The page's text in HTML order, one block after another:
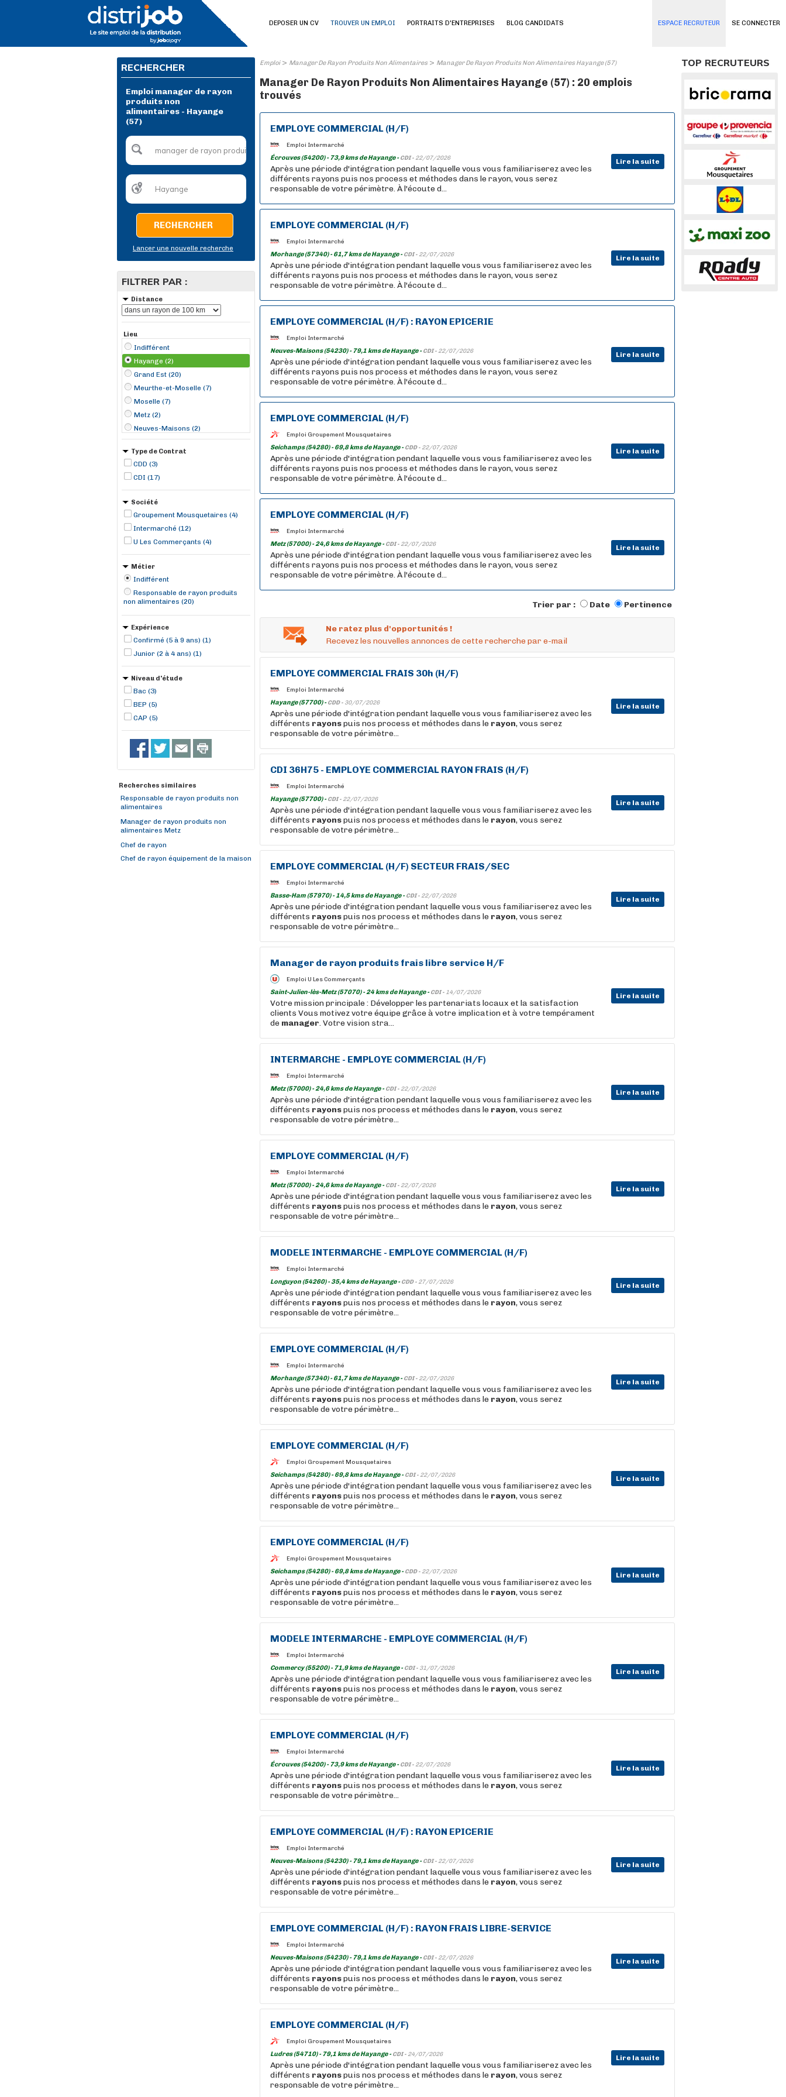
SE CONNECTER
DEPOSER UN CV TROUVER UN EMPLOI PORTRAITS D'ENTREPRISES BLOG CANDIDATS ESPACE RECRUTEUR
RECHERCHER
Emploi manager de rayon
produits non
alimentaires - Hayange
(57)
RECHERCHER
Lancer une nouvelle recherche
FILTRER PAR :
Distance
Lieu
Indifférent
Hayange (2)
Grand Est (20)
Meurthe-et-Moselle (7)
Moselle (7)
Metz (2)
Neuves-Maisons (2)
Seichamps (2)
Basse-Ham (1)
Commercy (1)
Drulingen (1)
Type de Contrat
CDD (3)
CDI (17)
Société
Groupement Mousquetaires (4)
Intermarché (12)
U Les Commerçants (4)
Métier
Indifférent
Responsable de rayon produits
non alimentaires (20)
Expérience
Confirmé (5 à 9 ans) (1)
Junior (2 à 4 ans) (1)
Niveau d'étude
Bac (3)
BEP (5)
CAP (5)
Recherches similaires
Responsable de rayon produits non
alimentaires
Manager de rayon produits non
alimentaires Metz
Chef de rayon
Chef de rayon équipement de la maison
Emploi> Manager De Rayon Produits Non Alimentaires> Manager De Rayon Produits Non Alimentaires Hayange (57)
Manager De Rayon Produits Non Alimentaires Hayange (57) : 20 emplois
trouvés
EMPLOYE COMMERCIAL (H/F)
Emploi Intermarché
Écrouves (54200) - 73,9 kms de Hayange -CDI - 22/07/2026 Lire la suite
Après une période d'intégration pendant laquelle vous vous familiariserez avec les
différents rayons puis nos process et méthodes dans le rayon, vous serez
responsable de votre périmètre. À l'écoute d...
EMPLOYE COMMERCIAL (H/F)
Emploi Intermarché
Morhange (57340) - 61,7 kms de Hayange -CDI - 22/07/2026 Lire la suite
Après une période d'intégration pendant laquelle vous vous familiariserez avec les
différents rayons puis nos process et méthodes dans le rayon, vous serez
responsable de votre périmètre. À l'écoute d...
EMPLOYE COMMERCIAL (H/F) : RAYON EPICERIE
Emploi Intermarché
Neuves-Maisons (54230) - 79,1 kms de Hayange -CDI - 22/07/2026 Lire la suite
Après une période d'intégration pendant laquelle vous vous familiariserez avec les
différents rayons puis nos process et méthodes dans le rayon, vous serez
responsable de votre périmètre. À l'écoute d...
EMPLOYE COMMERCIAL (H/F)
Emploi Groupement Mousquetaires
Seichamps (54280) - 69,8 kms de Hayange -CDD - 22/07/2026 Lire la suite
Après une période d'intégration pendant laquelle vous vous familiariserez avec les
différents rayons puis nos process et méthodes dans le rayon, vous serez
responsable de votre périmètre. À l'écoute d...
EMPLOYE COMMERCIAL (H/F)
Emploi Intermarché
Metz (57000) - 24,6 kms de Hayange -CDI - 22/07/2026 Lire la suite
Après une période d'intégration pendant laquelle vous vous familiariserez avec les
différents rayons puis nos process et méthodes dans le rayon, vous serez
responsable de votre périmètre. À l'écoute d...
Trier par : Date Pertinence
Ne ratez plus d'opportunités !
Recevez les nouvelles annonces de cette recherche par e-mail
EMPLOYE COMMERCIAL FRAIS 30h (H/F)
Emploi Intermarché
Hayange (57700) -CDD - 30/07/2026 Lire la suite
Après une période d'intégration pendant laquelle vous vous familiariserez avec les
différents rayonspuis nos process et méthodes dans le rayon, vous serez
responsable de votre périmètre...
CDI 36H75 - EMPLOYE COMMERCIAL RAYON FRAIS (H/F)
Emploi Intermarché
Hayange (57700) -CDI - 22/07/2026 Lire la suite
Après une période d'intégration pendant laquelle vous vous familiariserez avec les
différents rayonspuis nos process et méthodes dans le rayon, vous serez
responsable de votre périmètre...
EMPLOYE COMMERCIAL (H/F) SECTEUR FRAIS/SEC
Emploi Intermarché
Basse-Ham (57970) - 14,5 kms de Hayange -CDI - 22/07/2026 Lire la suite
Après une période d'intégration pendant laquelle vous vous familiariserez avec les
différents rayonspuis nos process et méthodes dans le rayon, vous serez
responsable de votre périmètre...
Manager de rayon produits frais libre service H/F
Emploi U Les Commerçants
Saint-Julien-lès-Metz (57070) - 24 kms de Hayange -CDI - 14/07/2026 Lire la suite
Votre mission principale : Développer les partenariats locaux et la satisfaction
clients Vous motivez votre équipe grâce à votre implication et à votre tempérament
de manager. Votre vision stra...
INTERMARCHE - EMPLOYE COMMERCIAL (H/F)
Emploi Intermarché
Metz (57000) - 24,6 kms de Hayange -CDI - 22/07/2026 Lire la suite
Après une période d'intégration pendant laquelle vous vous familiariserez avec les
différents rayonspuis nos process et méthodes dans le rayon, vous serez
responsable de votre périmètre...
EMPLOYE COMMERCIAL (H/F)
Emploi Intermarché
Metz (57000) - 24,6 kms de Hayange -CDI - 22/07/2026 Lire la suite
Après une période d'intégration pendant laquelle vous vous familiariserez avec les
différents rayonspuis nos process et méthodes dans le rayon, vous serez
responsable de votre périmètre...
MODELE INTERMARCHE - EMPLOYE COMMERCIAL (H/F)
Emploi Intermarché
Longuyon (54260) - 35,4 kms de Hayange -CDD - 27/07/2026 Lire la suite
Après une période d'intégration pendant laquelle vous vous familiariserez avec les
différents rayonspuis nos process et méthodes dans le rayon, vous serez
responsable de votre périmètre...
EMPLOYE COMMERCIAL (H/F)
Emploi Intermarché
Morhange (57340) - 61,7 kms de Hayange -CDI - 22/07/2026 Lire la suite
Après une période d'intégration pendant laquelle vous vous familiariserez avec les
différents rayonspuis nos process et méthodes dans le rayon, vous serez
responsable de votre périmètre...
EMPLOYE COMMERCIAL (H/F)
Emploi Groupement Mousquetaires
Seichamps (54280) - 69,8 kms de Hayange -CDI - 22/07/2026 Lire la suite
Après une période d'intégration pendant laquelle vous vous familiariserez avec les
différents rayonspuis nos process et méthodes dans le rayon, vous serez
responsable de votre périmètre...
EMPLOYE COMMERCIAL (H/F)
Emploi Groupement Mousquetaires
Seichamps (54280) - 69,8 kms de Hayange -CDD - 22/07/2026 Lire la suite
Après une période d'intégration pendant laquelle vous vous familiariserez avec les
différents rayonspuis nos process et méthodes dans le rayon, vous serez
responsable de votre périmètre...
MODELE INTERMARCHE - EMPLOYE COMMERCIAL (H/F)
Emploi Intermarché
Commercy (55200) - 71,9 kms de Hayange -CDI - 31/07/2026 Lire la suite
Après une période d'intégration pendant laquelle vous vous familiariserez avec les
différents rayonspuis nos process et méthodes dans le rayon, vous serez
responsable de votre périmètre...
EMPLOYE COMMERCIAL (H/F)
Emploi Intermarché
Écrouves (54200) - 73,9 kms de Hayange -CDI - 22/07/2026 Lire la suite
Après une période d'intégration pendant laquelle vous vous familiariserez avec les
différents rayonspuis nos process et méthodes dans le rayon, vous serez
responsable de votre périmètre...
EMPLOYE COMMERCIAL (H/F) : RAYON EPICERIE
Emploi Intermarché
Neuves-Maisons (54230) - 79,1 kms de Hayange -CDI - 22/07/2026 Lire la suite
Après une période d'intégration pendant laquelle vous vous familiariserez avec les
différents rayonspuis nos process et méthodes dans le rayon, vous serez
responsable de votre périmètre...
EMPLOYE COMMERCIAL (H/F) : RAYON FRAIS LIBRE-SERVICE
Emploi Intermarché
Neuves-Maisons (54230) - 79,1 kms de Hayange -CDI - 22/07/2026 Lire la suite
Après une période d'intégration pendant laquelle vous vous familiariserez avec les
différents rayonspuis nos process et méthodes dans le rayon, vous serez
responsable de votre périmètre...
EMPLOYE COMMERCIAL (H/F)
Emploi Groupement Mousquetaires
Ludres (54710) - 79,1 kms de Hayange -CDI - 24/07/2026 Lire la suite
Après une période d'intégration pendant laquelle vous vous familiariserez avec les
différents rayonspuis nos process et méthodes dans le rayon, vous serez
responsable de votre périmètre...
TOP RECRUTEURS